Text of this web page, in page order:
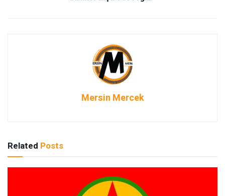
Mersin Mercek
Related Posts